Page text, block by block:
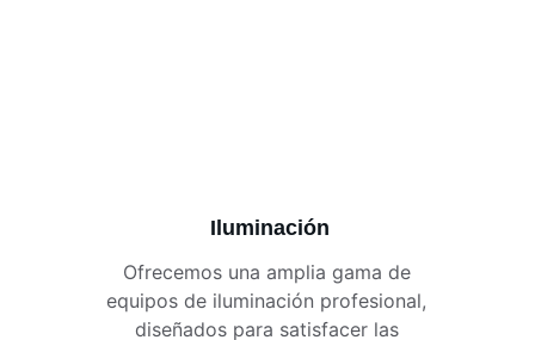
Iluminación
Ofrecemos una amplia gama de
equipos de iluminación profesional,
diseñados para satisfacer las